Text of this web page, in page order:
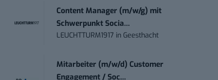
Content Manager (m/w/g) mit
Schwerpunkt Socia...
LEUCHTTURM1917 in Geesthacht
Mitarbeiter (m/w/d) Customer
Engagement / Soc...